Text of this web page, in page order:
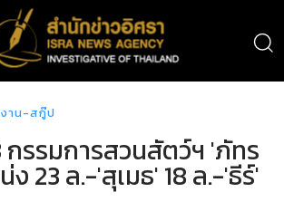
าน-สกู๊ป
รรมการสวนสัตว์ฯ 'ภัทร
ง 23 ล.-'สุเมธ' 18 ล.-'ธีร์'